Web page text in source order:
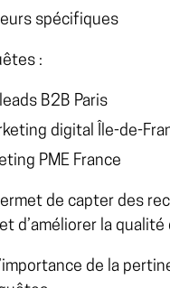
spécifiques
:
B2B Paris
digital Île-de-
PME France
de capter des
d’améliorer la qualité
de la